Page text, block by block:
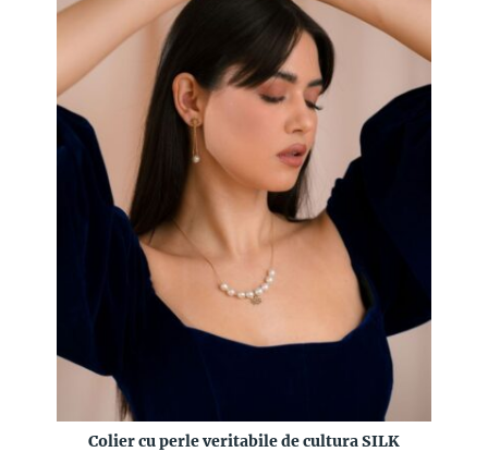
Colier cu perle veritabile de cultura SILK